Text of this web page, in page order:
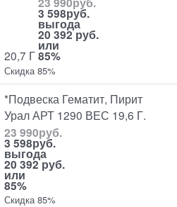
20,7 Г
3 598руб.
выгода
20 392 руб.
или
85%
Скидка 85%
*Подвеска Гематит, Пирит
Урал АРТ 1290 ВЕС 19,6 Г.
23 990руб.
3 598руб.
выгода
20 392 руб.
или
85%
Скидка 85%